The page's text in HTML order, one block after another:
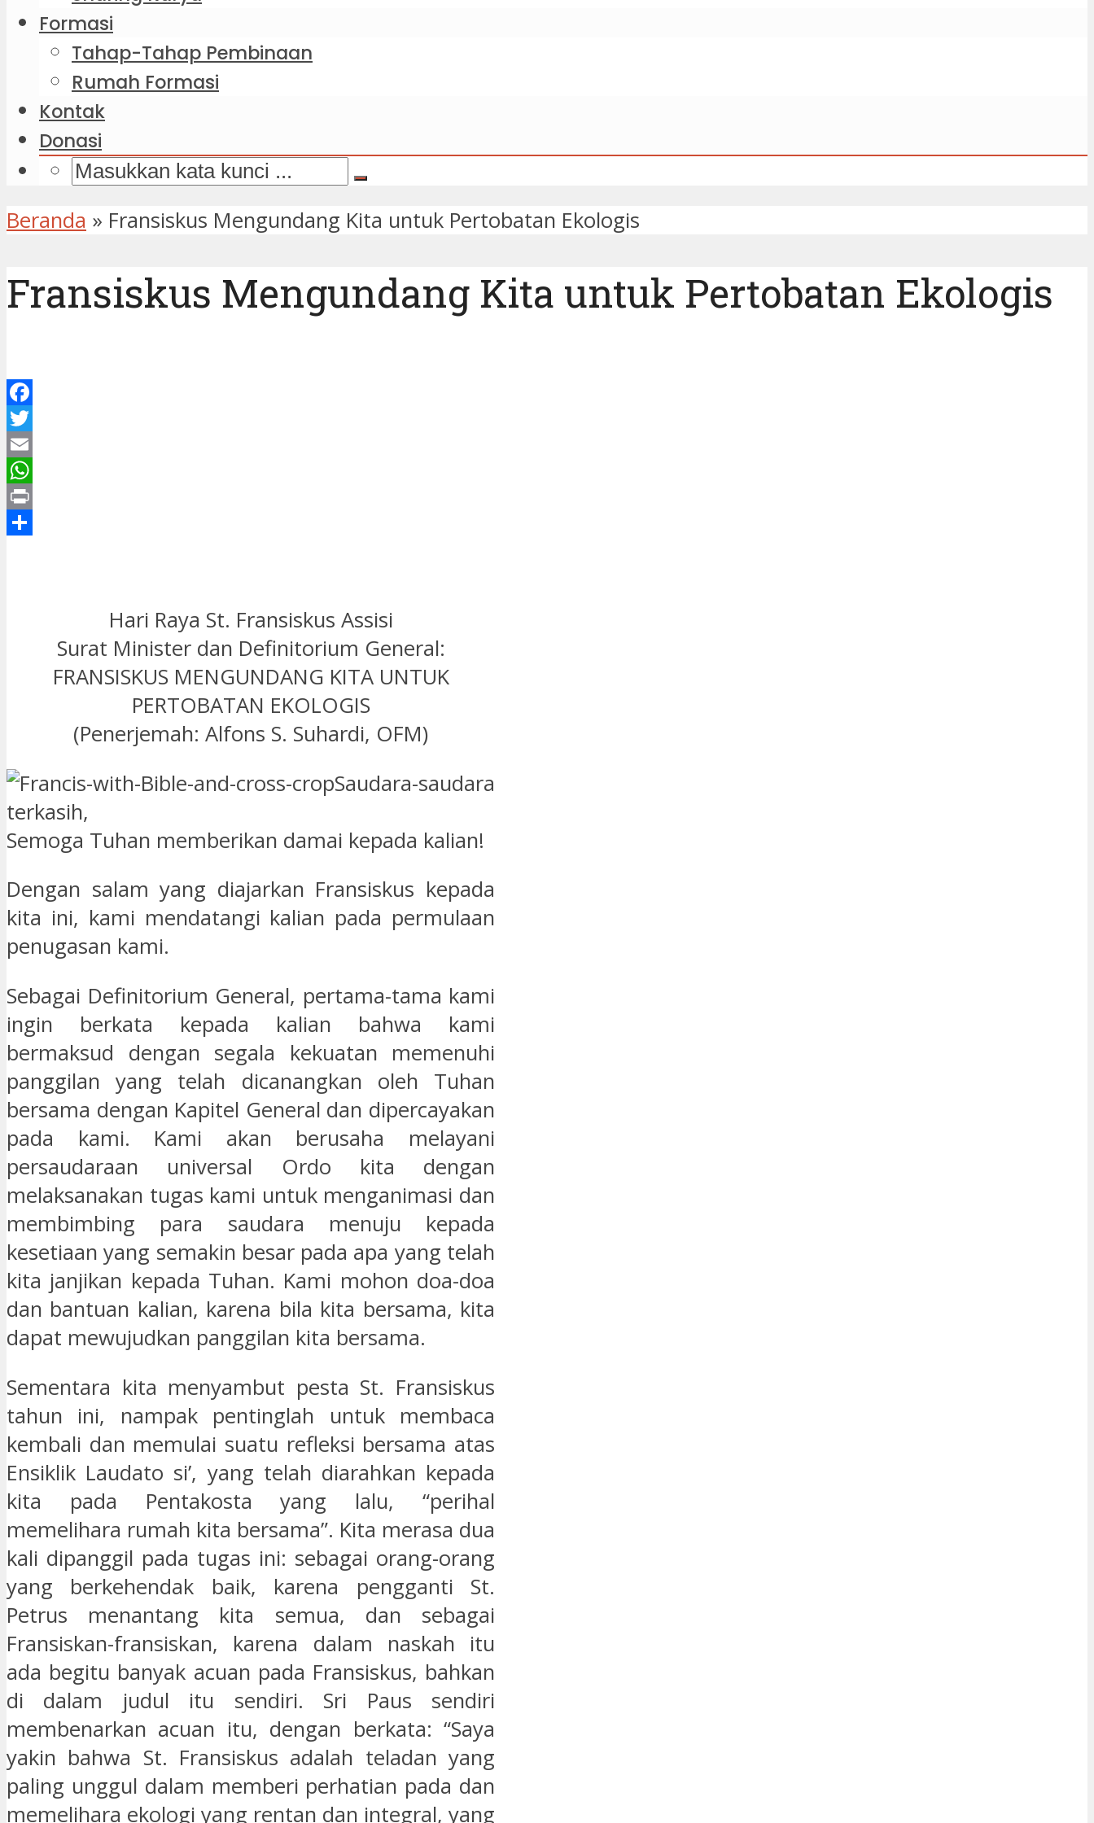
Formasi
Tahap-Tahap Pembinaan
Rumah Formasi
Kontak
Donasi
Beranda » Fransiskus Mengundang Kita untuk Pertobatan Ekologis
Fransiskus Mengundang Kita untuk Pertobatan Ekologis
Facebook
Twitter
Email
WhatsApp
Print
Hari Raya St. Fransiskus Assisi
Surat Minister dan Definitorium General:
FRANSISKUS MENGUNDANG KITA UNTUK
PERTOBATAN EKOLOGIS
(Penerjemah: Alfons S. Suhardi, OFM)
Saudara-saudara
terkasih,
Semoga Tuhan memberikan damai kepada kalian!
Dengan salam yang diajarkan Fransiskus kepada
kita ini, kami mendatangi kalian pada permulaan
penugasan kami.
Sebagai Definitorium General, pertama-tama kami
ingin berkata kepada kalian bahwa kami
bermaksud dengan segala kekuatan memenuhi
panggilan yang telah dicanangkan oleh Tuhan
bersama dengan Kapitel General dan dipercayakan
pada kami. Kami akan berusaha melayani
persaudaraan universal Ordo kita dengan
melaksanakan tugas kami untuk menganimasi dan
membimbing para saudara menuju kepada
kesetiaan yang semakin besar pada apa yang telah
kita janjikan kepada Tuhan. Kami mohon doa-doa
dan bantuan kalian, karena bila kita bersama, kita
dapat mewujudkan panggilan kita bersama.
Sementara kita menyambut pesta St. Fransiskus
tahun ini, nampak pentinglah untuk membaca
kembali dan memulai suatu refleksi bersama atas
Ensiklik Laudato si’, yang telah diarahkan kepada
kita pada Pentakosta yang lalu, “perihal
memelihara rumah kita bersama”. Kita merasa dua
kali dipanggil pada tugas ini: sebagai orang-orang
yang berkehendak baik, karena pengganti St.
Petrus menantang kita semua, dan sebagai
Fransiskan-fransiskan, karena dalam naskah itu
ada begitu banyak acuan pada Fransiskus, bahkan
di dalam judul itu sendiri. Sri Paus sendiri
membenarkan acuan itu, dengan berkata: “Saya
yakin bahwa St. Fransiskus adalah teladan yang
paling unggul dalam memberi perhatian pada dan
memelihara ekologi yang rentan dan integral, yang